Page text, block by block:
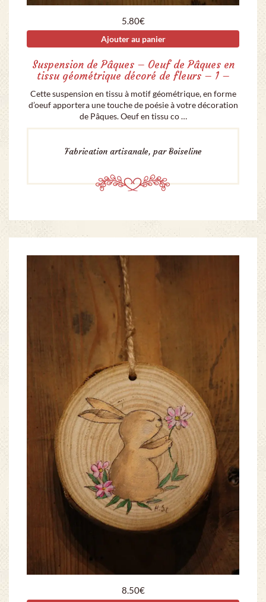
5.80€
Ajouter au panier
Suspension de Pâques – Oeuf de Pâques en
tissu géométrique décoré de fleurs – 1 –
Cette suspension en tissu à motif géométrique, en forme
d’oeuf apportera une touche de poésie à votre décoration
de Pâques. Oeuf en tissu co …
Fabrication artisanale, par Boiseline
8.50€